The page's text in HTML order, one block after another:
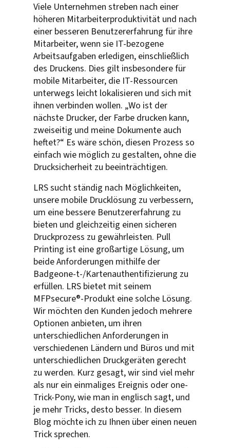
Viele Unternehmen streben nach einer
höheren Mitarbeiterproduktivität und nach
einer besseren Benutzererfahrung für ihre
Mitarbeiter, wenn sie IT-bezogene
Arbeitsaufgaben erledigen, einschließlich
des Druckens. Dies gilt insbesondere für
mobile Mitarbeiter, die IT-Ressourcen
unterwegs leicht lokalisieren und sich mit
ihnen verbinden wollen. „Wo ist der
nächste Drucker, der Farbe drucken kann,
zweiseitig und meine Dokumente auch
heftet?“ Es wäre schön, diesen Prozess so
einfach wie möglich zu gestalten, ohne die
Drucksicherheit zu beeinträchtigen.
LRS sucht ständig nach Möglichkeiten,
unsere mobile Drucklösung zu verbessern,
um eine bessere Benutzererfahrung zu
bieten und gleichzeitig einen sicheren
Druckprozess zu gewährleisten. Pull
Printing ist eine großartige Lösung, um
beide Anforderungen mithilfe der
Badgeone-t-/Kartenauthentifizierung zu
erfüllen. LRS bietet mit seinem
MFPsecure®-Produkt eine solche Lösung.
Wir möchten den Kunden jedoch mehrere
Optionen anbieten, um ihren
unterschiedlichen Anforderungen in
verschiedenen Ländern und Büros und mit
unterschiedlichen Druckgeräten gerecht
zu werden. Kurz gesagt, wir sind viel mehr
als nur ein einmaliges Ereignis oder one-
Trick-Pony, wie man in englisch sagt, und
je mehr Tricks, desto besser. In diesem
Blog möchte ich zu Ihnen über einen neuen
Trick sprechen.